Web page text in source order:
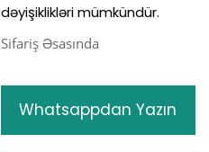
dəyişiklikləri mümkündür.
Sifariş Əsasında
Whatsappdan Yazın